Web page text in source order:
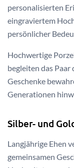
personalisierten
eingraviertem
persönlicher
Hochwertige
begleiten das Paar
Geschenke
Generationen
Silber- und
Langjährige Ehen
gemeinsamen